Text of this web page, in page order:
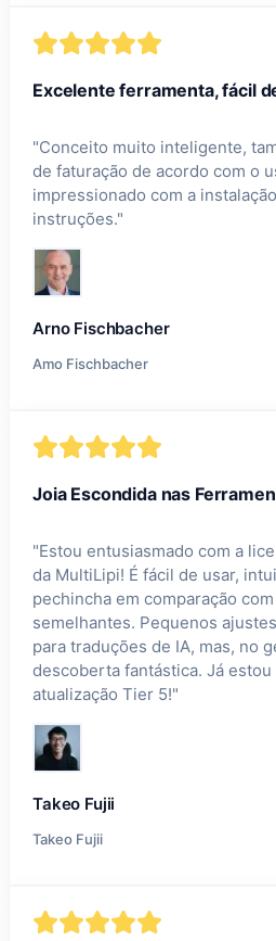
Excelente ferramenta, fácil
"Conceito muito inteligente,
de faturação de acordo com o
impressionado com a
instruções."
Arno Fischbacher
Amo Fischbacher
Joia Escondida nas
"Estou entusiasmado com a
da MultiLipi! É fácil de usar,
pechincha em comparação
semelhantes. Pequenos
para traduções de IA, mas, no
descoberta fantástica. Já
atualização Tier 5!"
Takeo Fujii
Takeo Fujii